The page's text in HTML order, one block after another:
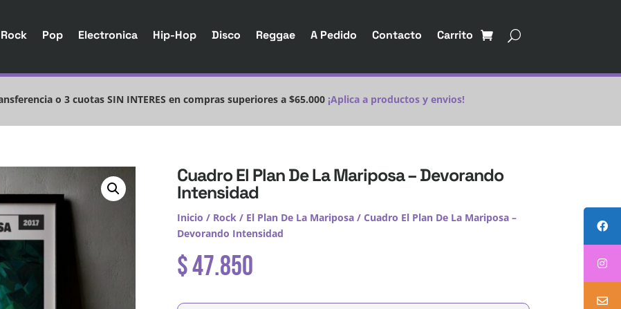
Rock Pop Electronica Hip-Hop Disco Reggae A Pedido Contacto Carrito
o 3 cuotas SIN INTERES en compras superiores a $65.000 ¡Aplica a productos y envios!
Cuadro El Plan De La Mariposa – Devorando
Intensidad
Inicio / Rock/ El Plan De La Mariposa/ Cuadro El Plan De La Mariposa –
Devorando Intensidad
$47.850